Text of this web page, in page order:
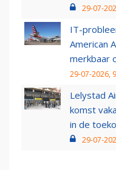
29-07-
IT-
American
merkbaar
29-07-2026,
Lelystad
komst
in de
29-07-